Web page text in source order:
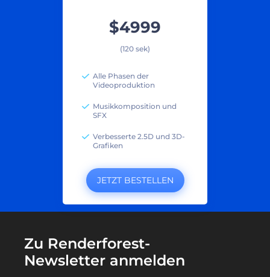
$4999
(120 sek)
Alle Phasen der
Videoproduktion
Musikkomposition und
SFX
Verbesserte 2.5D und 3D-
Grafiken
JETZT BESTELLEN
Zu Renderforest-
Newsletter anmelden